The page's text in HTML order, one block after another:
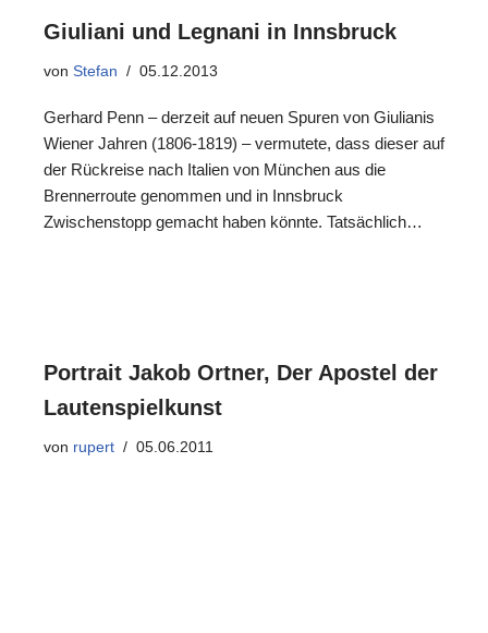
Giuliani und Legnani in Innsbruck
von Stefan 05.12.2013
Gerhard Penn – derzeit auf neuen Spuren von Giulianis
Wiener Jahren (1806-1819) – vermutete, dass dieser auf
der Rückreise nach Italien von München aus die
Brennerroute genommen und in Innsbruck
Zwischenstopp gemacht haben könnte. Tatsächlich…
Portrait Jakob Ortner, Der Apostel der
Lautenspielkunst
von rupert 05.06.2011